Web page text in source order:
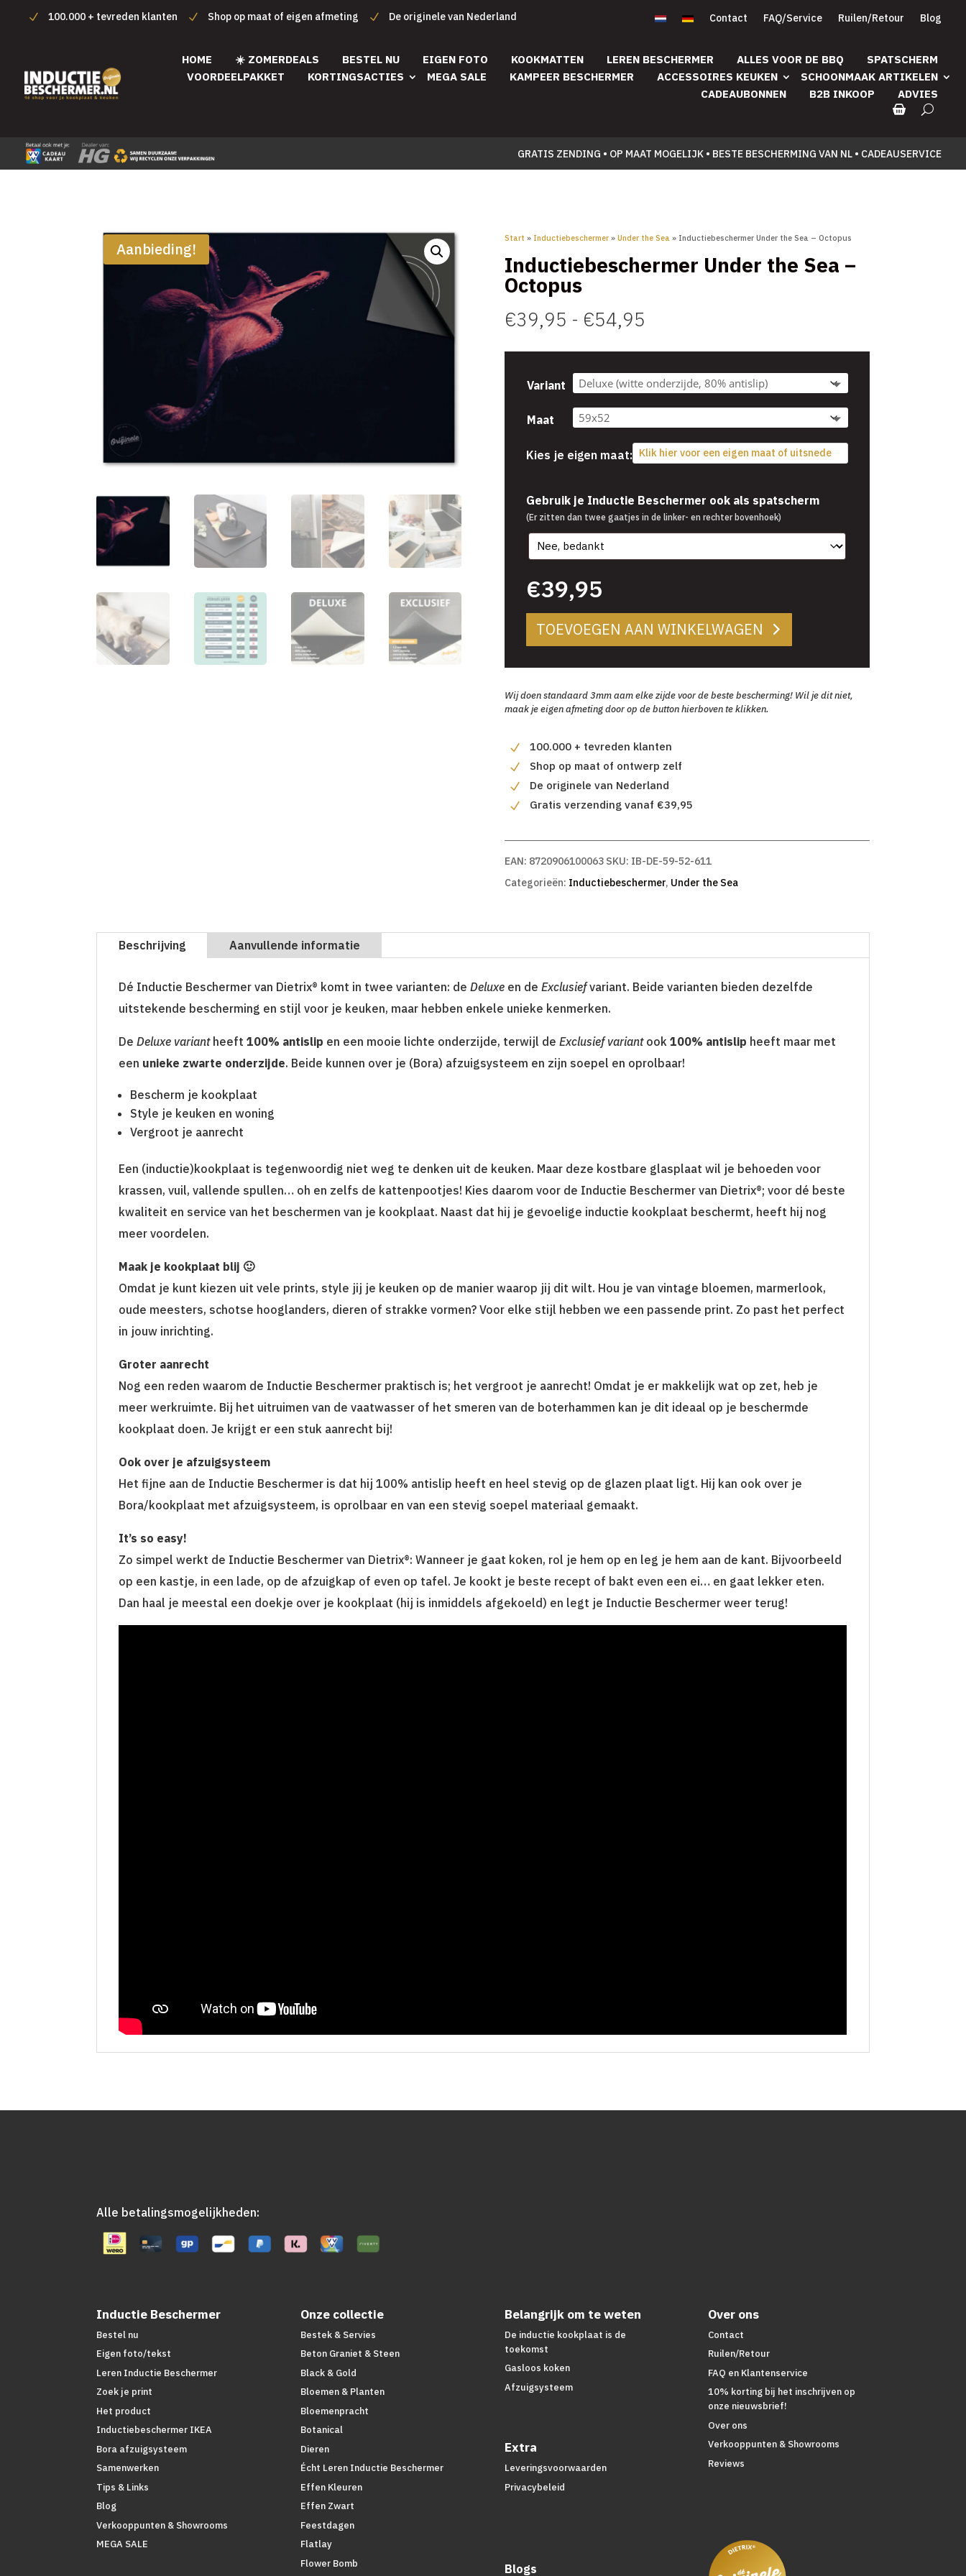
100.000 + tevreden klanten Shop op maat of eigen afmeting De originele van Nederland Contact FAQ/Service Ruilen/Retour Blog
HOME ☀️ ZOMERDEALS BESTEL NU EIGEN FOTO KOOKMATTEN LEREN BESCHERMER ALLES VOOR DE BBQ
SPATSCHERM
VOORDEELPAKKET
KORTINGSACTIES MEGA SALE KAMPEER BESCHERMER ACCESSOIRES KEUKEN
SCHOONMAAK ARTIKELEN
CADEAUBONNEN
B2B INKOOP ADVIES
GRATIS ZENDING • OP MAAT MOGELIJK • BESTE BESCHERMING VAN NL • CADEAUSERVICE
Aanbieding!
Start » Inductiebeschermer» Under the Sea » Inductiebeschermer Under the Sea – Octopus
Inductiebeschermer Under the Sea –
Octopus
€39,95 - €54,95
€54,95
Variant
Maat
Kies je eigen maat: Klik hier voor een eigen maat of uitsnede
€39,95
Gebruik je Inductie Beschermer ook als spatscherm
(Er zitten dan twee gaatjes in de linker- en rechter bovenhoek)
€39,95
TOEVOEGEN AAN WINKELWAGEN
Wij doen standaard 3mm aam elke zijde voor de beste bescherming! Wil je dit niet,
maak je eigen afmeting door op de button hierboven te klikken.
100.000 + tevreden klanten
Shop op maat of ontwerp zelf
De originele van Nederland
Gratis verzending vanaf €39,95
EAN: 8720906100063 SKU: IB-DE-59-52-611
Categorieën: Inductiebeschermer, Under the Sea
Beschrijving Aanvullende informatie
Dé Inductie Beschermer van Dietrix® komt in twee varianten: deDeluxe en deExclusiefvariant. Beide varianten bieden dezelfde
uitstekende bescherming en stijl voor je keuken, maar hebben enkele unieke kenmerken.
DeDeluxe variantheeft100% antislip en een mooie lichte onderzijde, terwijl deExclusief variantook100% antislip heeft maar met
een unieke zwarte onderzijde. Beide kunnen over je (Bora) afzuigsysteem en zijn soepel en oprolbaar!
Bescherm je kookplaat
Style je keuken en woning
Vergroot je aanrecht
Een (inductie)kookplaat is tegenwoordig niet weg te denken uit de keuken. Maar deze kostbare glasplaat wil je behoeden voor
krassen, vuil, vallende spullen… oh en zelfs de kattenpootjes! Kies daarom voor de Inductie Beschermer van Dietrix®; voor dé beste
kwaliteit en service van het beschermen van je kookplaat. Naast dat hij je gevoelige inductie kookplaat beschermt, heeft hij nog
meer voordelen.
Maak je kookplaat blij 🙂
Omdat je kunt kiezen uit vele prints, style jij je keuken op de manier waarop jij dit wilt. Hou je van vintage bloemen, marmerlook,
oude meesters, schotse hooglanders, dieren of strakke vormen? Voor elke stijl hebben we een passende print. Zo past het perfect
in jouw inrichting.
Groter aanrecht
Nog een reden waarom de Inductie Beschermer praktisch is; het vergroot je aanrecht! Omdat je er makkelijk wat op zet, heb je
meer werkruimte. Bij het uitruimen van de vaatwasser of het smeren van de boterhammen kan je dit ideaal op je beschermde
kookplaat doen. Je krijgt er een stuk aanrecht bij!
Ook over je afzuigsysteem
Het fijne aan de Inductie Beschermer is dat hij 100% antislip heeft en heel stevig op de glazen plaat ligt. Hij kan ook over je
Bora/kookplaat met afzuigsysteem, is oprolbaar en van een stevig soepel materiaal gemaakt.
It’s so easy!
Zo simpel werkt de Inductie Beschermer van Dietrix®: Wanneer je gaat koken, rol je hem op en leg je hem aan de kant. Bijvoorbeeld
op een kastje, in een lade, op de afzuigkap of even op tafel. Je kookt je beste recept of bakt even een ei… en gaat lekker eten.
Dan haal je meestal een doekje over je kookplaat (hij is inmiddels afgekoeld) en legt je Inductie Beschermer weer terug!
Alle betalingsmogelijkheden:
Inductie Beschermer
Bestel nu
Eigen foto/tekst
Leren Inductie Beschermer
Zoek je print
Het product
Inductiebeschermer IKEA
Bora afzuigsysteem
Samenwerken
Tips & Links
Blog
Verkooppunten & Showrooms
MEGA SALE
Onze collectie
Bestek & Servies
Beton Graniet & Steen
Black & Gold
Bloemen & Planten
Bloemenpracht
Botanical
Dieren
Écht Leren Inductie Beschermer
Effen Kleuren
Effen Zwart
Feestdagen
Flatlay
Flower Bomb
Belangrijk om te weten
De inductie kookplaat is de
toekomst
Gasloos koken
Afzuigsysteem
Extra
Leveringsvoorwaarden
Privacybeleid
Blogs
Over ons
Contact
Ruilen/Retour
FAQ en Klantenservice
10% korting bij het inschrijven op
onze nieuwsbrief!
Over ons
Verkooppunten & Showrooms
Reviews